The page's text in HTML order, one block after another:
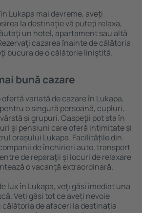
Lukapa mai devreme, aveți
la destinație vă puteţi relaxa,
un hotel, apartament sau altă
cazarea înainte de călătoria
bucura de o călătorie liniştită.
bună cazare
variată de cazare în Lukapa,
o singură persoană, cupluri,
și grupuri. Oaspeţii pot sta în
și pensiuni care oferă intimitate și
orașului Lukapa. Facilitățile din
de închirieri auto, transport
de reparaţii și locuri de relaxare
o vacanță extraordinară.
lux în Lukapa, veţi găsi imediat una
Veți găsi tot ce aveți nevoie
de afaceri la destinația